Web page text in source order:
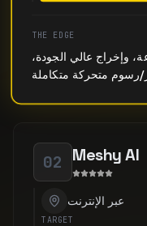
THE EDGE
وإخراج عالي الجودة،
02 Meshy AI
عبر الإنترنت
TARGET